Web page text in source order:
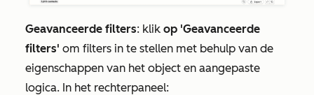
Geavanceerde filters: klik op 'Geavanceerde
filters' om filters in te stellen met behulp van de
eigenschappen van het object en aangepaste
logica. In het rechterpaneel: